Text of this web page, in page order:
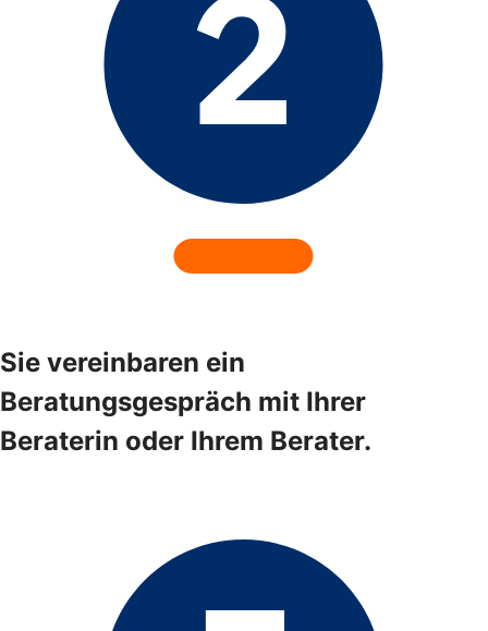
Sie vereinbaren ein
Beratungsgespräch mit Ihrer
Beraterin oder Ihrem Berater.